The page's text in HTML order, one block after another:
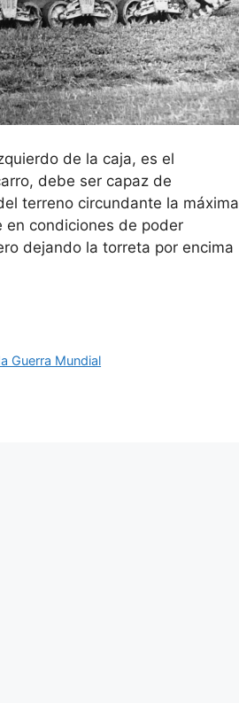
de la caja, es el
debe ser capaz de
terreno circundante la máxima
en condiciones de poder
dejando la torreta por encima
Guerra Mundial